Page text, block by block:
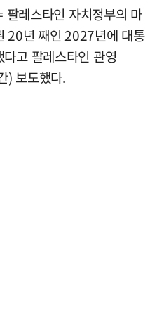
레스타인 자치정부의 마
20년 째인 2027년에 대통
고 팔레스타인 관영
) 보도했다.